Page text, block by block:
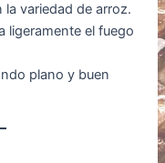
variedad de arroz.
ligeramente el fuego
plano y buen